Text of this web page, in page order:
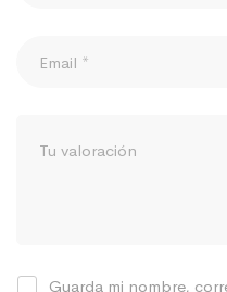
Guarda mi nombre,